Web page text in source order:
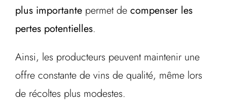
plus importante permet de compenser les
pertes potentielles.
Ainsi, les producteurs peuvent maintenir une
offre constante de vins de qualité, même lors
de récoltes plus modestes.